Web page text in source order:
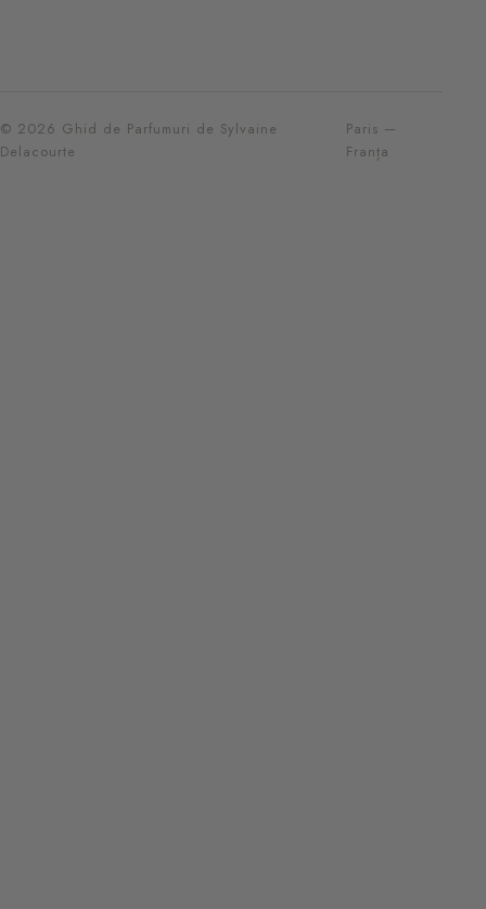
© 2026 Ghid de Parfumuri de Sylvaine
Delacourte
Paris —
Franța